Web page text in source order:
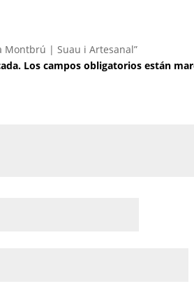
Montbrú | Suau i Artesanal”
Los campos obligatorios están